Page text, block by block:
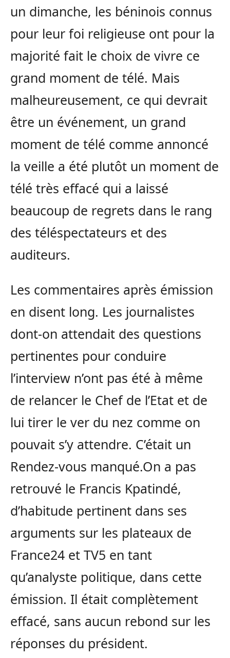
un dimanche, les béninois connus
pour leur foi religieuse ont pour la
majorité fait le choix de vivre ce
grand moment de télé. Mais
malheureusement, ce qui devrait
être un événement, un grand
moment de télé comme annoncé
la veille a été plutôt un moment de
télé très effacé qui a laissé
beaucoup de regrets dans le rang
des téléspectateurs et des
auditeurs.
Les commentaires après émission
en disent long. Les journalistes
dont-on attendait des questions
pertinentes pour conduire
l’interview n’ont pas été à même
de relancer le Chef de l’Etat et de
lui tirer le ver du nez comme on
pouvait s’y attendre. C’était un
Rendez-vous manqué.On a pas
retrouvé le Francis Kpatindé,
d’habitude pertinent dans ses
arguments sur les plateaux de
France24 et TV5 en tant
qu’analyste politique, dans cette
émission. Il était complètement
effacé, sans aucun rebond sur les
réponses du président.